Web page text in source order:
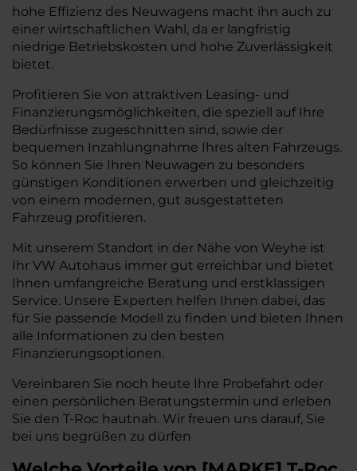
hohe Effizienz des Neuwagens macht ihn auch zu
einer wirtschaftlichen Wahl, da er langfristig
niedrige Betriebskosten und hohe Zuverlässigkeit
bietet.
Profitieren Sie von attraktiven Leasing- und
Finanzierungsmöglichkeiten, die speziell auf Ihre
Bedürfnisse zugeschnitten sind, sowie der
bequemen Inzahlungnahme Ihres alten Fahrzeugs.
So können Sie Ihren Neuwagen zu besonders
günstigen Konditionen erwerben und gleichzeitig
von einem modernen, gut ausgestatteten
Fahrzeug profitieren.
Mit unserem Standort in der Nähe von Weyhe ist
Ihr VW Autohaus immer gut erreichbar und bietet
Ihnen umfangreiche Beratung und erstklassigen
Service. Unsere Experten helfen Ihnen dabei, das
für Sie passende Modell zu finden und bieten Ihnen
alle Informationen zu den besten
Finanzierungsoptionen.
Vereinbaren Sie noch heute Ihre Probefahrt oder
einen persönlichen Beratungstermin und erleben
Sie den T-Roc hautnah. Wir freuen uns darauf, Sie
bei uns begrüßen zu dürfen